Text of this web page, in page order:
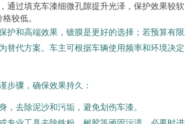
通过填充车漆细微孔隙提升光泽，保护效果较
较低。
护和高端效果，镀膜是更好的选择；若预算有
替代方案。车主可根据车辆使用频率和环境决
步骤，确保效果持久：
，去除泥沙和污垢，避免划伤车漆。